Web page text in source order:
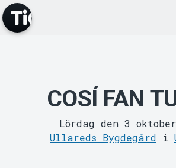
COSÍ FAN
Lördag den 3
Ullareds Bygdegård i